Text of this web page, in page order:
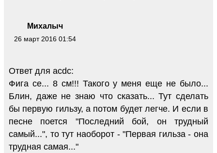
Михалыч
26 март 2016 01:54
Ответ для acdc:
Фига се... 8 см!!! Такого у меня еще не было...
Блин, даже не знаю что сказать... Тут сделать
бы первую гильзу, а потом будет легче. И если в
песне поется "Последний бой, он трудный
самый...", то тут наоборот - "Первая гильза - она
трудная самая..."